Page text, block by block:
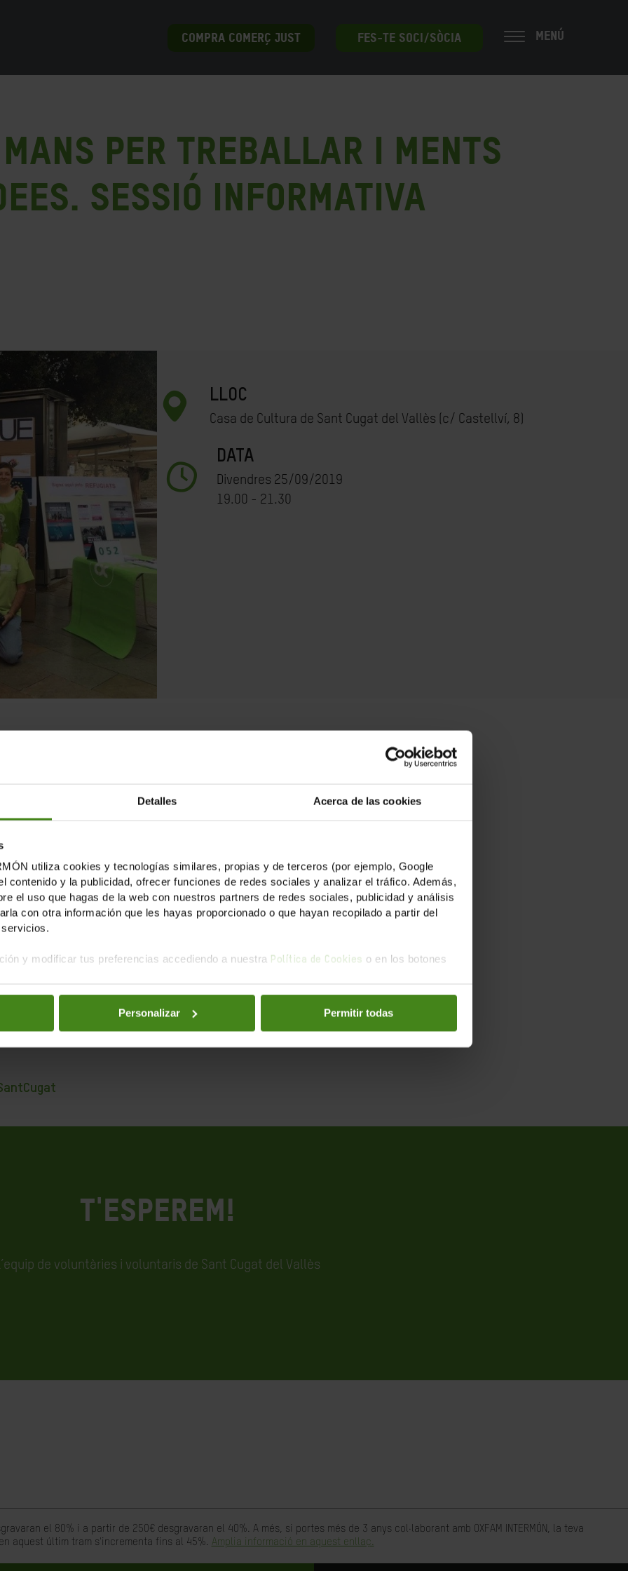
Detalles Acerca de las cookies
utiliza cookies y tecnologías similares, propias y de terceros (por ejemplo, Google
contenido y la publicidad, ofrecer funciones de redes sociales y analizar el tráfico. Además,
el uso que hagas de la web con nuestros partners de redes sociales, publicidad y análisis
con otra información que les hayas proporcionado o que hayan recopilado a partir del
y modificar tus preferencias accediendo a nuestra Política de Cookies o en los botones
Personalizar Permitir todas
COMPRA COMERÇ JUST FES-TE SOCI/SÒCIA MENÚ
mans per treballar i ments
Sessió Informativa
LLOC
Casa de Cultura de Sant Cugat del Vallès (c/ Castellví, 8)
DATA
Divendres 25/09/2019
19.00 - 21.30
fer alguna cosa més?
voldries participar en la feina que la nostra organització fa de
que, com tu, volem canviar vides que canvien vides, i que treballem
que tothom pugui exercir plenament els seus drets i gaudir
just i solidari.
hores al mes, però mai tindran preu.
a la sessió informativa que hem organitzat el proper
25 de
Sant Cugat del Vallès (c/ Castellví, 8).
T'esperem!
de voluntàries i voluntaris de Sant Cugat del Vallès
el 80% i a partir de 250€ desgravaran el 40%. A més, si portes més de 3 anys col·laborant amb OXFAM INTERMÓN, la teva
aquest últim tram s'incrementa fins al 45%. Amplia informació en aquest enllaç.